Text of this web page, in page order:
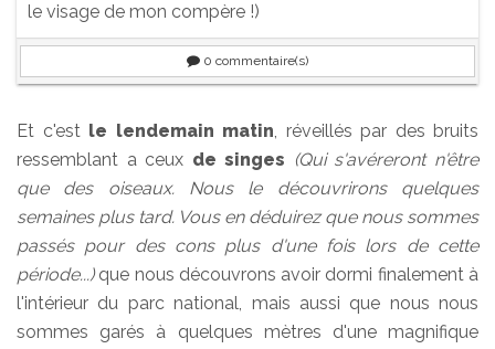
le visage de mon compère !)
0 commentaire(s)
Et c'est le lendemain matin, réveillés par des bruits
ressemblant a ceux de singes (Qui s'avéreront n'être
que des oiseaux. Nous le découvrirons quelques
semaines plus tard. Vous en déduirez que nous sommes
passés pour des cons plus d'une fois lors de cette
période...)que nous découvrons avoir dormi finalement à
l'intérieur du parc national, mais aussi que nous nous
sommes garés à quelques mètres d'une magnifique